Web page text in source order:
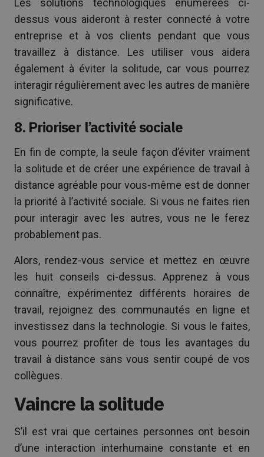
Les solutions technologiques énumérées ci-
dessus vous aideront à rester connecté à votre
entreprise et à vos clients pendant que vous
travaillez à distance. Les utiliser vous aidera
également à éviter la solitude, car vous pourrez
interagir régulièrement avec les autres de manière
significative.
8. Prioriser l’activité sociale
En fin de compte, la seule façon d’éviter vraiment
la solitude et de créer une expérience de travail à
distance agréable pour vous-même est de donner
la priorité à l’activité sociale. Si vous ne faites rien
pour interagir avec les autres, vous ne le ferez
probablement pas.
Alors, rendez-vous service et mettez en œuvre
les huit conseils ci-dessus. Apprenez à vous
connaître, expérimentez différents horaires de
travail, rejoignez des communautés en ligne et
investissez dans la technologie. Si vous le faites,
vous pourrez profiter de tous les avantages du
travail à distance sans vous sentir coupé de vos
collègues.
Vaincre la solitude
S’il est vrai que certaines personnes ont besoin
d’une interaction interhumaine constante et en